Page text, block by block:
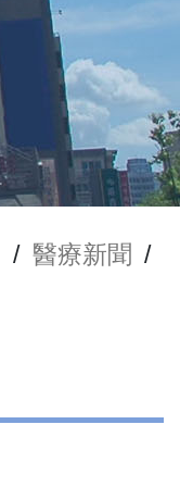
/ 醫療新聞 /